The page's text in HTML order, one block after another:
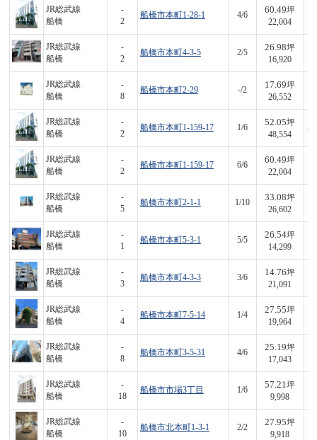
JR総武線
船橋
-
2
船橋市本町1-28-1 4/6
60.49坪
22,004
JR総武線
船橋
-
2
船橋市本町4-3-5 2/5
26.98坪
16,920
JR総武線
船橋
-
8
船橋市本町2-29 -/2
17.69坪
26,552
JR総武線
船橋
-
2
船橋市本町1-159-17 1/6
52.05坪
48,554
JR総武線
船橋
-
2
船橋市本町1-159-17 6/6
60.49坪
22,004
JR総武線
船橋
-
5
船橋市本町2-1-1 1/10
33.08坪
26,602
JR総武線
船橋
-
1
船橋市本町5-3-1 5/5
26.54坪
14,299
JR総武線
船橋
-
3
船橋市本町4-3-3 3/6
14.76坪
21,091
JR総武線
船橋
-
4
船橋市本町7-5-14 1/4
27.55坪
19,964
JR総武線
船橋
-
8
船橋市本町3-5-31 4/6
25.19坪
17,043
JR総武線
船橋
-
18
船橋市市場3丁目 1/6
57.21坪
9,998
JR総武線
船橋
-
10
船橋市北本町1-3-1 2/2
27.95坪
9,918